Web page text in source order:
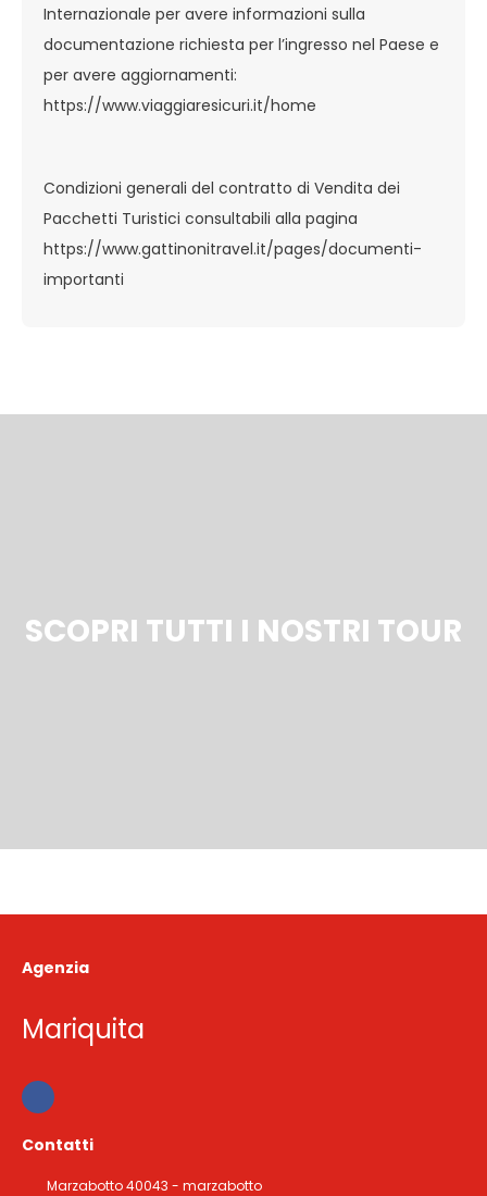
Internazionale per avere informazioni sulla
documentazione richiesta per l’ingresso nel Paese e
per avere aggiornamenti:
https://www.viaggiaresicuri.it/home
Condizioni generali del contratto di Vendita dei
Pacchetti Turistici consultabili alla pagina
https://www.gattinonitravel.it/pages/documenti-
importanti
SCOPRI TUTTI I NOSTRI TOUR
Agenzia
Mariquita
Contatti
Marzabotto 40043 - marzabotto